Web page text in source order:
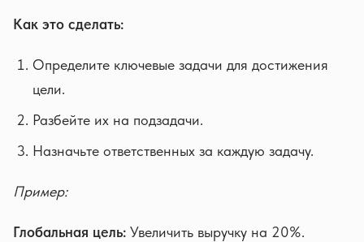
Как это сделать:
Определите ключевые задачи для достижения
цели.
Разбейте их на подзадачи.
Назначьте ответственных за каждую задачу.
Пример:
Глобальная цель: Увеличить выручку на 20%.